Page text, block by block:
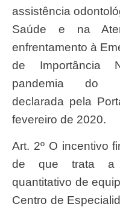
assistência
Saúde e na
enfrentamento à
de Importância
pandemia do
declarada pela
fevereiro de 2020.
Art. 2º O incentivo financeiro federal de capital
de que trata a
quantitativo de
Centro de